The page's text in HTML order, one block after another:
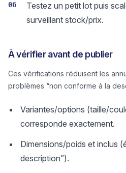
06
Testez un petit lot puis
surveillant stock/prix.
À vérifier avant de publier
Ces vérifications réduisent les
problèmes “non conforme à la
Variantes/options (taille/
corresponde exactement.
Dimensions/poids et inclus
description”).